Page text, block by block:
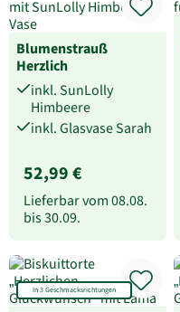
Blumenstrauß
Herzlich
inkl. SunLolly
Himbeere
inkl. Glasvase Sarah
52,99 €
Lieferbar vom08.08.
bis30.09.
In 3 Geschmacksrichtungen